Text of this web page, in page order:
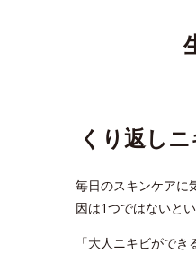
くり返し
毎日のスキンケアに
因は1つではないとい
「大人ニキビがで